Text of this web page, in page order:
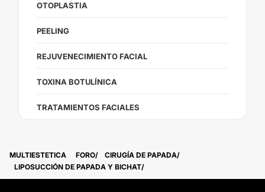
OTOPLASTIA
PEELING
REJUVENECIMIENTO FACIAL
TOXINA BOTULÍNICA
TRATAMIENTOS FACIALES
MULTIESTETICA FORO
CIRUGÍA DE PAPADA
LIPOSUCCIÓN DE PAPADA Y BICHAT